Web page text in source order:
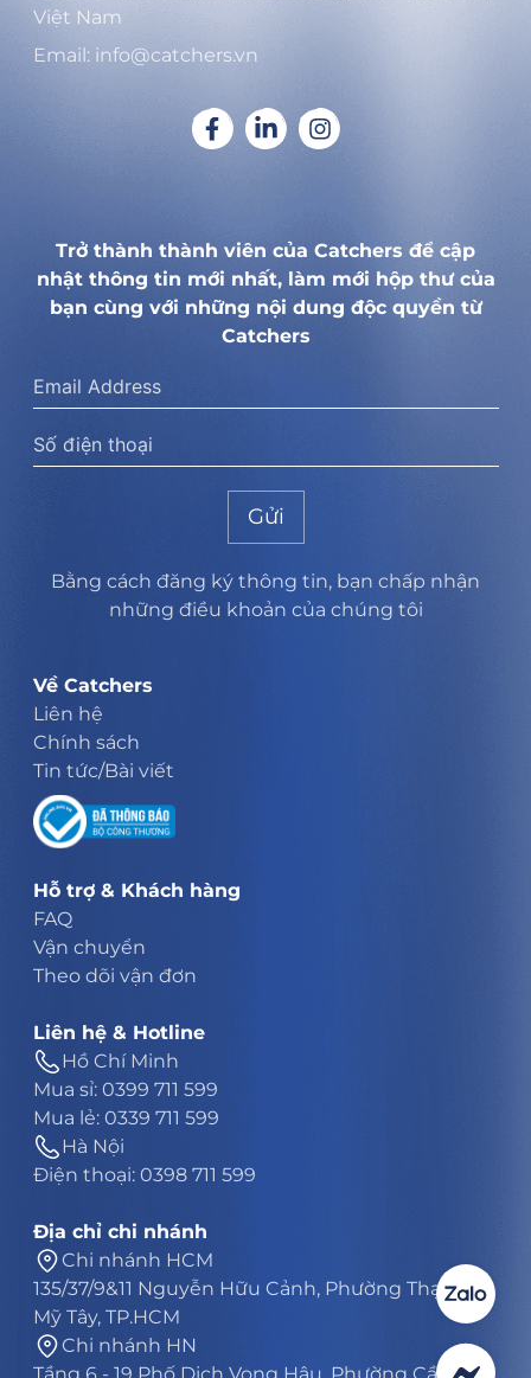
Việt Nam
Email: info@catchers.vn
Trở thành thành viên của Catchers để cập
nhật thông tin mới nhất, làm mới hộp thư của
bạn cùng với những nội dung độc quyền từ
Catchers
Gửi
Bằng cách đăng ký thông tin, bạn chấp nhận
những điều khoản của chúng tôi
Về Catchers
Liên hệ
Chính sách
Tin tức/Bài viết
Hỗ trợ & Khách hàng
FAQ
Vận chuyển
Theo dõi vận đơn
Liên hệ & Hotline
Hồ Chí Minh
Mua sỉ: 0399 711 599
Mua lẻ: 0339 711 599
Hà Nội
Điện thoại: 0398 711 599
Địa chỉ chi nhánh
Chi nhánh HCM
135/37/9&11 Nguyễn Hữu Cảnh, Phường Thạnh
Mỹ Tây, TP.HCM
Chi nhánh HN